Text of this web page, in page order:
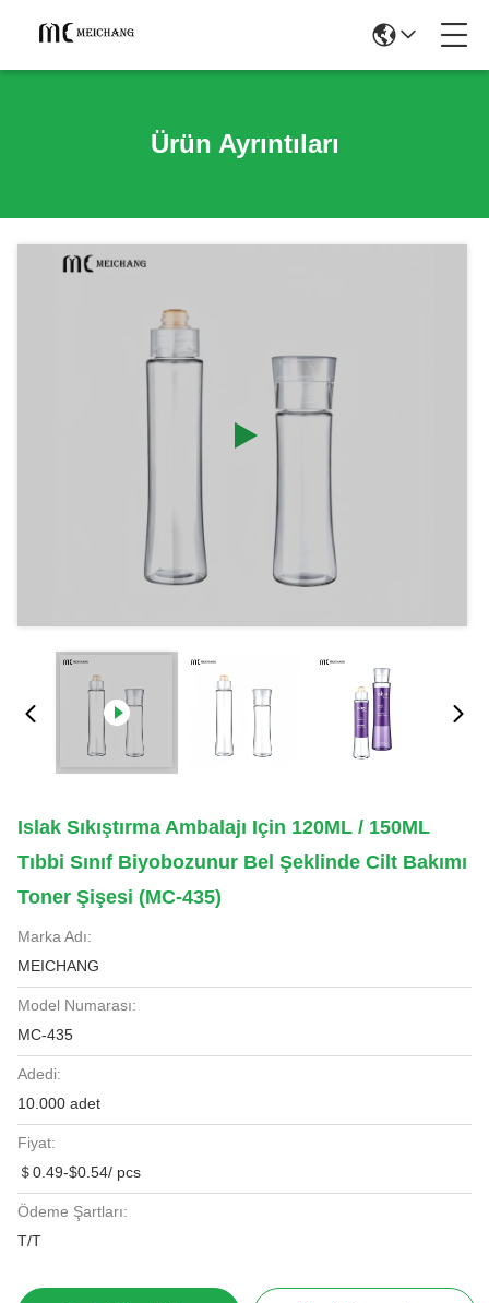
Ürün Ayrıntıları
Islak Sıkıştırma Ambalajı Için 120ML / 150ML
Tıbbi Sınıf Biyobozunur Bel Şeklinde Cilt Bakımı
Toner Şişesi (MC-435)
Marka Adı:
MEICHANG
Model Numarası:
MC-435
Adedi:
10.000 adet
Fiyat:
＄0.49-$0.54/ pcs
Ödeme Şartları:
T/T